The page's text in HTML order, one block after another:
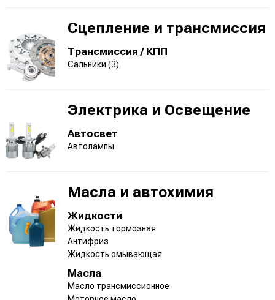
Сцепление и трансмиссия
Трансмиссия / КПП
Сальники (3)
Электрика и Освещение
Автосвет
Автолампы
Масла и автохимия
Жидкости
Жидкость тормозная
Антифриз
Жидкость омывающая
Масла
Масло трансмиссионное